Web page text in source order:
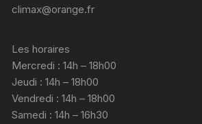
climax@orange.fr
Les horaires
Mercredi : 14h – 18h00
Jeudi : 14h – 18h00
Vendredi : 14h – 18h00
Samedi : 14h – 16h30